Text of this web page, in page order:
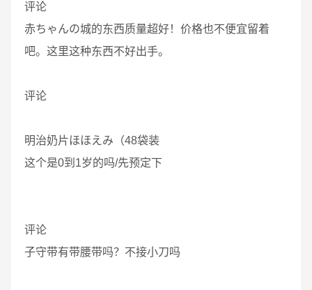
评论
赤ちゃんの城的东西质量超好！价格也不便宜留着
吧。这里这种东西不好出手。
评论
明治奶片ほほえみ（48袋装
这个是0到1岁的吗/先预定下
评论
子守带有带腰带吗？不接小刀吗